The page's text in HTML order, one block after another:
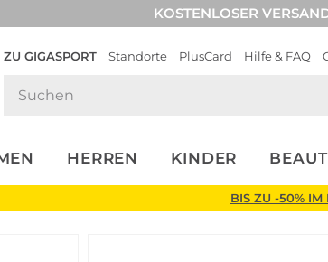
KOSTENLOSER
ZU GIGASPORT Standorte PlusCard Hilfe & FAQ
HERREN KINDER
BIS ZU -50% IM